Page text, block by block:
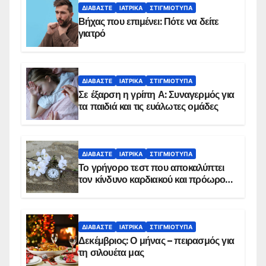
ΔΙΑΒΆΣΤΕ ΙΑΤΡΙΚΆ ΣΤΙΓΜΙΌΤΥΠΑ
Βήχας που επιμένει: Πότε να δείτε
γιατρό
ΔΙΑΒΆΣΤΕ ΙΑΤΡΙΚΆ ΣΤΙΓΜΙΌΤΥΠΑ
Σε έξαρση η γρίπη Α: Συναγερμός για
τα παιδιά και τις ευάλωτες ομάδες
ΔΙΑΒΆΣΤΕ ΙΑΤΡΙΚΆ ΣΤΙΓΜΙΌΤΥΠΑ
Το γρήγορο τεστ που αποκαλύπτει
τον κίνδυνο καρδιακού και πρόωρου
ΔΙΑΒΆΣΤΕ ΙΑΤΡΙΚΆ ΣΤΙΓΜΙΌΤΥΠΑ
Δεκέμβριος: Ο μήνας – πειρασμός για
τη σιλουέτα μας